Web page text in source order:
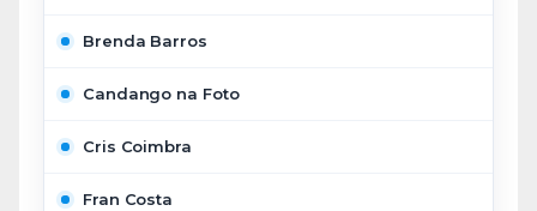
Brenda Barros
Candango na Foto
Cris Coimbra
Fran Costa